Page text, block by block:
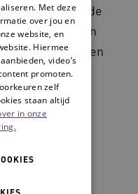
van de
en
Wessel. ‘Samen
over hoe
kunnen
waren
Met deze
over jou en
website, en
Hiermee
video’s
promoten.
zelf
staan altijd
in onze